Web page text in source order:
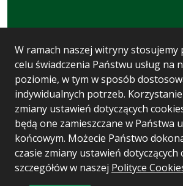
W ramach naszej witryny stosujemy
celu świadczenia Państwu usług na
poziomie, w tym w sposób
indywidualnych potrzeb.
zmiany ustawień dotyczących
będą one zamieszczane w Państwa
końcowym. Możecie Państwo
czasie zmiany ustawień dotyczących
szczegółów w naszej Polityce
Statystyki oglądalności
Ostatnio dodane
Polityka prywatności
Wersja systemu: 5.7.0 [93]
Ostatnia aktualizacja BIP: 04.08.2026